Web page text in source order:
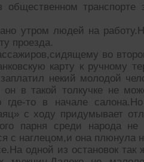
общественном
утром людей на
проезда.
во
карту к ручному
некий молодой
он в такой толкучке не
то в начале
с ходу придумывает
парня среди народа
с наглецом,и она
одной из остановок